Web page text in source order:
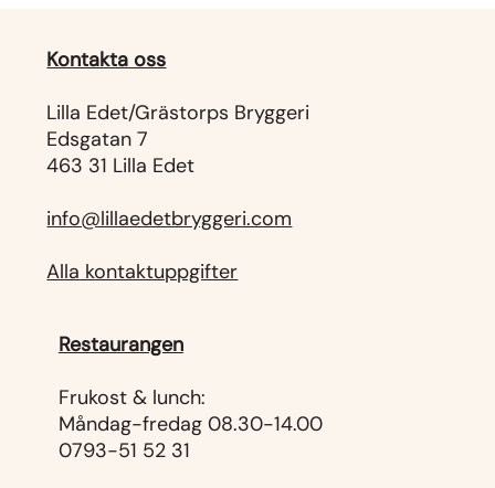
Restaurangen
Frukost & lunch:
Måndag-fredag 08.30-14.00
0793-51 52 31
Kontakta oss
Lilla Edet/Grästorps Bryggeri
Edsgatan 7
463 31 Lilla Edet
info@lillaedetbryggeri.com
Alla kontaktuppgifter